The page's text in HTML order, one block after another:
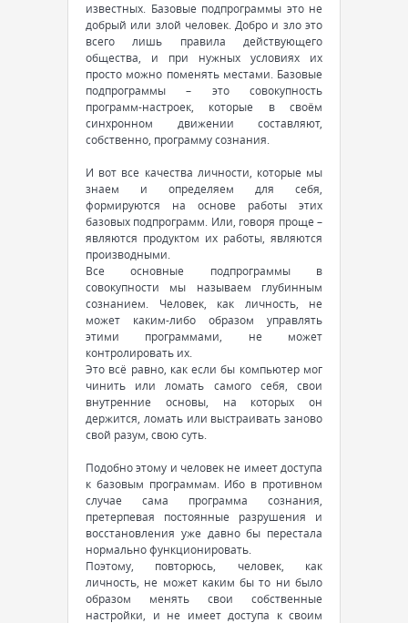
известных. Базовые подпрограммы это не
добрый или злой человек. Добро и зло это
всего лишь правила действующего
общества, и при нужных условиях их
просто можно поменять местами. Базовые
подпрограммы – это совокупность
программ-настроек, которые в своём
синхронном движении составляют,
собственно, программу сознания.
И вот все качества личности, которые мы
знаем и определяем для себя,
формируются на основе работы этих
базовых подпрограмм. Или, говоря проще –
являются продуктом их работы, являются
производными.
Все основные подпрограммы в
совокупности мы называем глубинным
сознанием. Человек, как личность, не
может каким-либо образом управлять
этими программами, не может
контролировать их.
Это всё равно, как если бы компьютер мог
чинить или ломать самого себя, свои
внутренние основы, на которых он
держится, ломать или выстраивать заново
свой разум, свою суть.
Подобно этому и человек не имеет доступа
к базовым программам. Ибо в противном
случае сама программа сознания,
претерпевая постоянные разрушения и
восстановления уже давно бы перестала
нормально функционировать.
Поэтому, повторюсь, человек, как
личность, не может каким бы то ни было
образом менять свои собственные
настройки, и не имеет доступа к своим